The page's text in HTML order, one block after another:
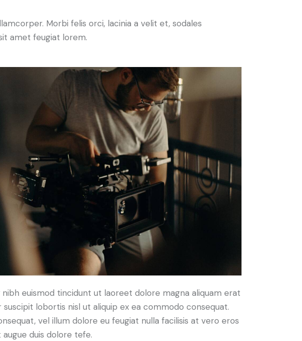
Morbi felis orci, lacinia a velit et, sodales
amet feugiat lorem.
euismod tincidunt ut laoreet dolore magna aliquam erat
lobortis nisl ut aliquip ex ea commodo consequat.
vel illum dolore eu feugiat nulla facilisis at vero eros
duis dolore tefe.